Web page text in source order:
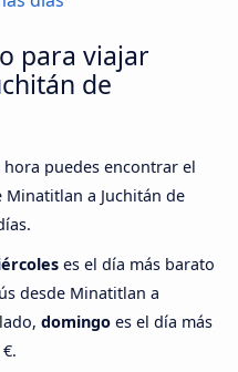
para viajar
de
puedes encontrar el
a Juchitán de
es el día más barato
desde Minatitlan a
domingo es el día más